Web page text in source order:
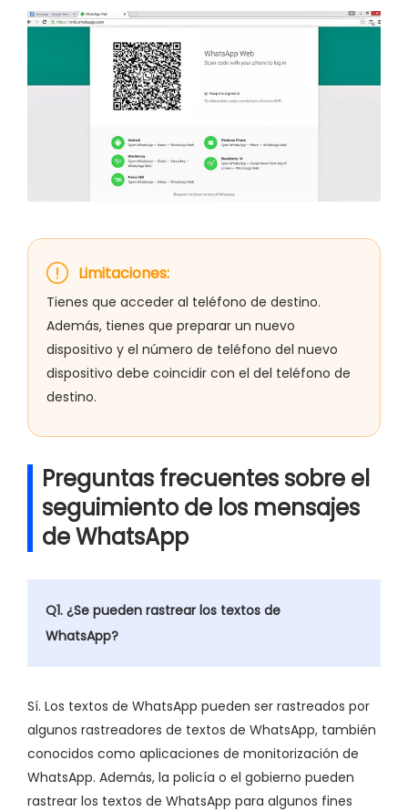
Limitaciones:
Tienes que acceder al teléfono de destino.
Además, tienes que preparar un nuevo
dispositivo y el número de teléfono del nuevo
dispositivo debe coincidir con el del teléfono de
destino.
Preguntas frecuentes sobre el
seguimiento de los mensajes
de WhatsApp
Q1. ¿Se pueden rastrear los textos de
WhatsApp?
Sí. Los textos de WhatsApp pueden ser rastreados por
algunos rastreadores de textos de WhatsApp, también
conocidos como aplicaciones de monitorización de
WhatsApp. Además, la policía o el gobierno pueden
rastrear los textos de WhatsApp para algunos fines